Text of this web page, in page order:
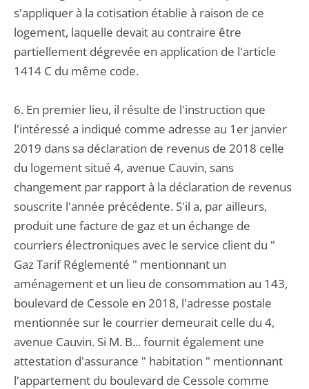
s'appliquer à la cotisation établie à raison de ce
logement, laquelle devait au contraire être
partiellement dégrevée en application de l'article
1414 C du même code.
6. En premier lieu, il résulte de l'instruction que
l'intéressé a indiqué comme adresse au 1er janvier
2019 dans sa déclaration de revenus de 2018 celle
du logement situé 4, avenue Cauvin, sans
changement par rapport à la déclaration de revenus
souscrite l'année précédente. S'il a, par ailleurs,
produit une facture de gaz et un échange de
courriers électroniques avec le service client du "
Gaz Tarif Réglementé " mentionnant un
aménagement et un lieu de consommation au 143,
boulevard de Cessole en 2018, l'adresse postale
mentionnée sur le courrier demeurait celle du 4,
avenue Cauvin. Si M. B... fournit également une
attestation d'assurance " habitation " mentionnant
l'appartement du boulevard de Cessole comme